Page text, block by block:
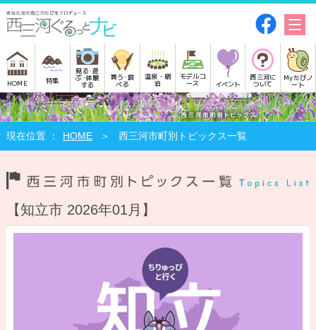
HOME 特集
見る･遊
ぶ･体験
する
買う･食
べる
温泉・宿
泊
モデルコ
ース イベント
西三河に
ついて
Myたびノ
ート
HOME 西三河市町別トピックス一覧
【知立市 2026年01月】